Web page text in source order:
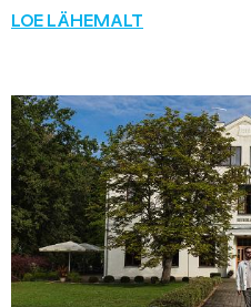
LOE LÄHEMALT